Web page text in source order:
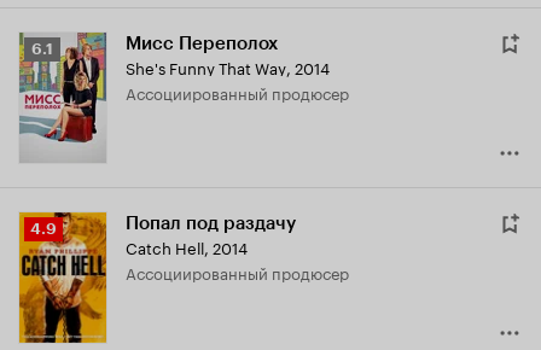
Рейтинг
Кинопоиска
6.1
6.1 Мисс Переполох
She's Funny That Way, 2014
ассоциированный продюсер
Рейтинг
Кинопоиска
4.9
4.9 Попал под раздачу
Catch Hell, 2014
ассоциированный продюсер